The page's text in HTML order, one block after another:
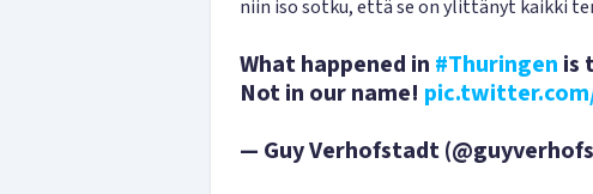
niin iso sotku, että se on ylittänyt kaikki
What happened in #Thuringen is
Not in our name!
— Guy Verhofstadt